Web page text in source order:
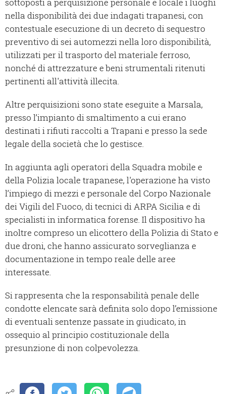
sottoposti a perquisizione personale e locale i luoghi
nella disponibilità dei due indagati trapanesi, con
contestuale esecuzione di un decreto di sequestro
preventivo di sei automezzi nella loro disponibilità,
utilizzati per il trasporto del materiale ferroso,
nonché di attrezzature e beni strumentali ritenuti
pertinenti all'attività illecita.
Altre perquisizioni sono state eseguite a Marsala,
presso l’impianto di smaltimento a cui erano
destinati i rifiuti raccolti a Trapani e presso la sede
legale della società che lo gestisce.
In aggiunta agli operatori della Squadra mobile e
della Polizia locale trapanese, l'operazione ha visto
l’impiego di mezzi e personale del Corpo Nazionale
dei Vigili del Fuoco, di tecnici di ARPA Sicilia e di
specialisti in informatica forense. Il dispositivo ha
inoltre compreso un elicottero della Polizia di Stato e
due droni, che hanno assicurato sorveglianza e
documentazione in tempo reale delle aree
interessate.
Si rappresenta che la responsabilità penale delle
condotte elencate sarà definita solo dopo l’emissione
di eventuali sentenze passate in giudicato, in
ossequio al principio costituzionale della
presunzione di non colpevolezza.